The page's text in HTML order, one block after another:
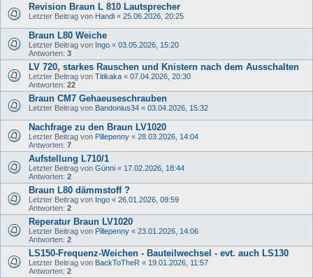
Revision Braun L 810 Lautsprecher
Letzter Beitrag von Handi « 25.06.2026, 20:25
Braun L80 Weiche
Letzter Beitrag von Ingo « 03.05.2026, 15:20
Antworten: 3
LV 720, starkes Rauschen und Knistern nach dem Ausschalten
Letzter Beitrag von Titikaka « 07.04.2026, 20:30
Antworten: 22
Braun CM7 Gehaeuseschrauben
Letzter Beitrag von Bandonius34 « 03.04.2026, 15:32
Nachfrage zu den Braun LV1020
Letzter Beitrag von Pillepenny « 28.03.2026, 14:04
Antworten: 7
Aufstellung L710/1
Letzter Beitrag von Günni « 17.02.2026, 18:44
Antworten: 2
Braun L80 dämmstoff ?
Letzter Beitrag von Ingo « 26.01.2026, 09:59
Antworten: 2
Reperatur Braun LV1020
Letzter Beitrag von Pillepenny « 23.01.2026, 14:06
Antworten: 2
LS150-Frequenz-Weichen - Bauteilwechsel - evt. auch LS130
Letzter Beitrag von BackToTheR « 19.01.2026, 11:57
Antworten: 2